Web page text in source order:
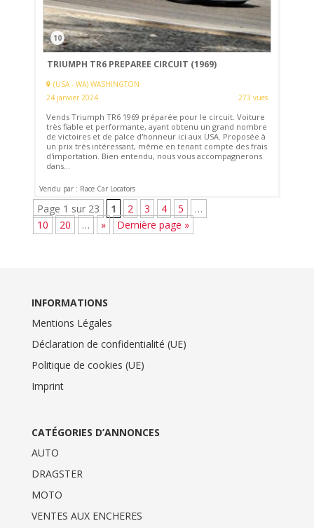
10
TRIUMPH TR6 PREPAREE CIRCUIT (1969)
(USA - WA) WASHINGTON
24 janvier 2024
273 vues
Vends Triumph TR6 1969 préparée pour le circuit. Voiture
très fiable et performante, ayant obtenu un grand nombre
de victoires et de palce d'honneur ici aux USA. Proposée à
un prix très intéressant, même en tenant compte des frais
d'importation. Bien entendu, nous vous accompagnerons
dans...
Vendu par : Race Car Locators
Page 1 sur 23 1 2 3 4 5
…
10
20 … » Dernière page »
INFORMATIONS
Mentions Légales
Déclaration de confidentialité (UE)
Politique de cookies (UE)
Imprint
CATÉGORIES D’ANNONCES
AUTO
DRAGSTER
MOTO
VENTES AUX ENCHERES